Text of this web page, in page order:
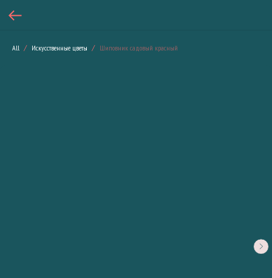
All Искусственные цветы Шиповник садовый красный